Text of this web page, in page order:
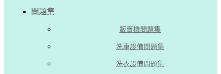
問題集
販賣機問題集
洗車設備問題集
洗衣設備問題集